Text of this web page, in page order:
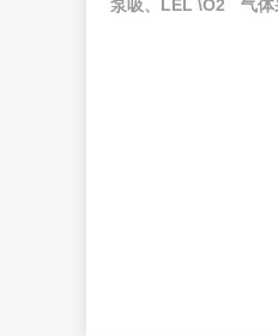
泵吸、LEL \O2
气体